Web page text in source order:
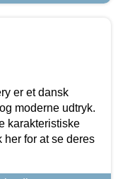
er et dansk
moderne udtryk.
karakteristiske
her for at se deres